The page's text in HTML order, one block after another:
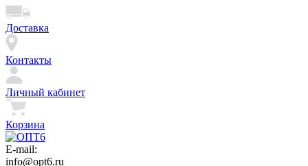
Доставка
Контакты
Личный кабинет
Корзина
E-mail:
info@opt6.ru